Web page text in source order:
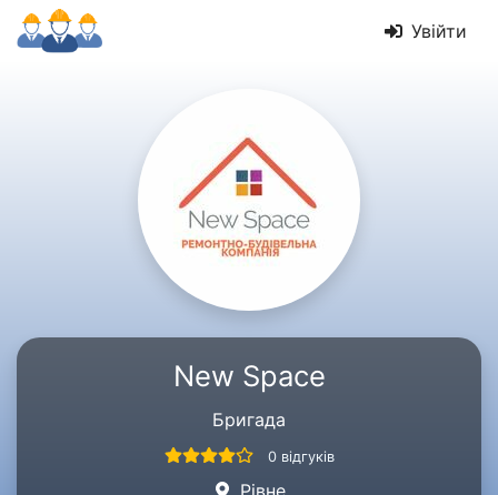
Увійти
New Space
Бригада
0 відгуків
Рівне